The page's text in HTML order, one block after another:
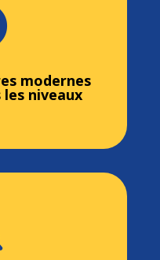
modernes
niveaux